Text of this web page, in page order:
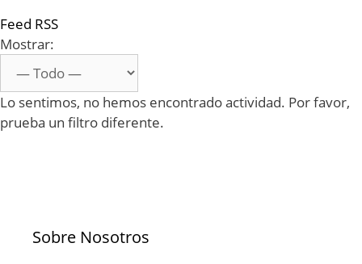
Feed RSS
Mostrar:
Lo sentimos, no hemos encontrado actividad. Por favor,
prueba un filtro diferente.
Sobre Nosotros